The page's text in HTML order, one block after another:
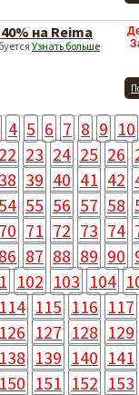
на Reima
Узнать больше
4 5 6 7 8 9 10
22 23 24 25 26
38 39 40 41 42
54 55 56 57 58
70 71 72 73 74
86 87 88 89 90
102 103 104
114 115 116 117
126 127 128 129
138 139 140 141
150 151 152 153